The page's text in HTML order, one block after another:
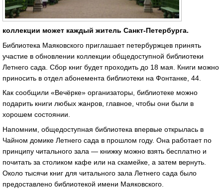
коллекции может каждый житель Санкт-Петербурга.
Библиотека Маяковского приглашает петербуржцев принять
участие в обновлении коллекции общедоступной библиотеки
Летнего сада. Сбор книг будет проходить до 18 мая. Книги можно
приносить в отдел абонемента библиотеки на Фонтанке, 44.
Как сообщили «Вечёрке» организаторы, библиотеке можно
подарить книги любых жанров, главное, чтобы они были в
хорошем состоянии.
Напомним, общедоступная библиотека впервые открылась в
Чайном домике Летнего сада в прошлом году. Она работает по
принципу читального зала — книжку можно взять бесплатно и
почитать за столиком кафе или на скамейке, а затем вернуть.
Около тысячи книг для читального зала Летнего сада было
предоставлено библиотекой имени Маяковского.